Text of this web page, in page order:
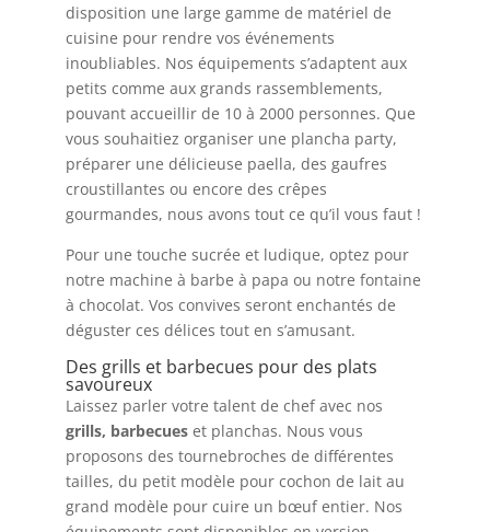
disposition une large gamme de matériel de
cuisine pour rendre vos événements
inoubliables. Nos équipements s’adaptent aux
petits comme aux grands rassemblements,
pouvant accueillir de 10 à 2000 personnes. Que
vous souhaitiez organiser une plancha party,
préparer une délicieuse paella, des gaufres
croustillantes ou encore des crêpes
gourmandes, nous avons tout ce qu’il vous faut !
Pour une touche sucrée et ludique, optez pour
notre machine à barbe à papa ou notre fontaine
à chocolat. Vos convives seront enchantés de
déguster ces délices tout en s’amusant.
Des grills et barbecues pour des plats
savoureux
Laissez parler votre talent de chef avec nos
grills, barbecueset planchas. Nous vous
proposons des tournebroches de différentes
tailles, du petit modèle pour cochon de lait au
grand modèle pour cuire un bœuf entier. Nos